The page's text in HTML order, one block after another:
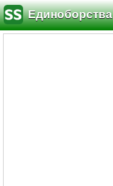
Единоборства